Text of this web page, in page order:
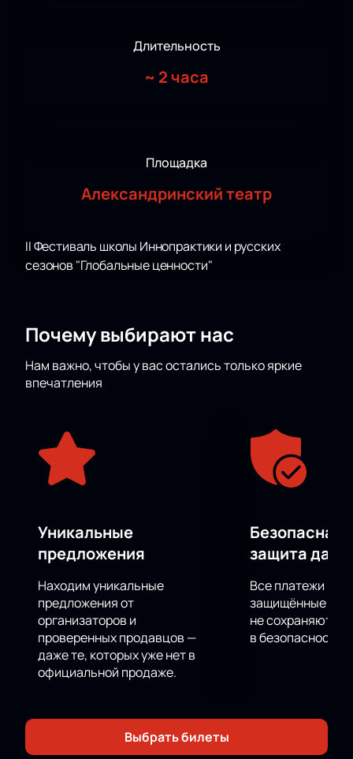
Длительность
~ 2 часа
Площадка
Александринский театр
II Фестиваль школы Иннопрактики и русских
сезонов "Глобальные ценности"
Почему выбирают нас
Нам важно, чтобы у вас остались только яркие
впечатления
Уникальные
предложения
Находим уникальные
предложения от
организаторов и
проверенных продавцов —
даже те, которых уже нет в
официальной продаже.
Безопасная
защита
Все платежи
защищённые
не сохраняются
в безопасности.
Выбрать билеты